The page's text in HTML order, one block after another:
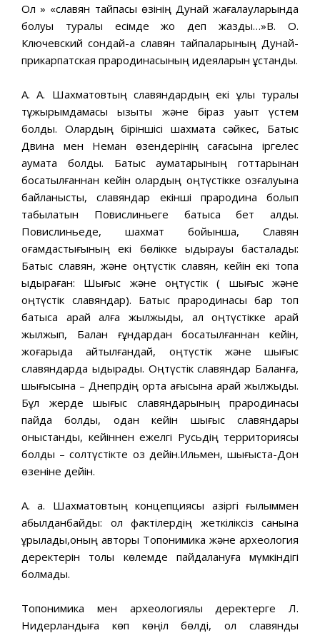
Ол » «славян тайпасы өзінің Дунай жағалауларында
болуы туралы есімде жоқ деп жазды…»В. О.
Ключевский сондай-ақ славян тайпаларының Дунай-
прикарпатская прародинасының идеяларын ұстанды.
А. А. Шахматовтың славяндардың екі ұлы туралы
тұжырымдамасы қызықты және біраз уақыт үстем
болды. Олардың біріншісі шахматқа сәйкес, Батыс
Двина мен Неман өзендерінің сағасына іргелес
аумақта болды. Батыс аумақтарының готтарынан
босатылғаннан кейін олардың оңтүстікке қозғалуына
байланысты, славяндар екінші прародина болып
табылатын Повислиньеге батысқа бет алды.
Повислиньеде, шахмат бойынша, Славян
қоғамдастығының екі бөлікке ыдырауы басталады:
Батыс славян, және оңтүстік славян, кейін екі топқа
ыдыраған: Шығыс және оңтүстік ( шығыс және
оңтүстік славяндар). Батыс прародинасы бар топ
батысқа қарай алға жылжыды, ал оңтүстікке қарай
жылжып, Балқан ғұндардан босатылғаннан кейін,
жоғарыда айтылғандай, оңтүстік және шығыс
славяндарда ыдырады. Оңтүстік славяндар Балқанға,
шығысына – Днепрдің орта ағысына қарай жылжыды.
Бұл жерде шығыс славяндарының прародинасы
пайда болды, одан кейін шығыс славяндары
қоныстанды, кейіннен ежелгі Русьдің территориясы
болды – солтүстікте оз дейін.Ильмен, шығыста-Дон
өзеніне дейін.
А. а. Шахматовтың концепциясы қазіргі ғылыммен
қабылданбайды: ол фактілердің жеткіліксіз санына
құрылады,оның авторы Топонимика және археология
деректерін толық көлемде пайдалануға мүмкіндігі
болмады.
Топонимика мен археологиялық деректерге Л.
Нидерландыға көп көңіл бөлді, ол славяндық